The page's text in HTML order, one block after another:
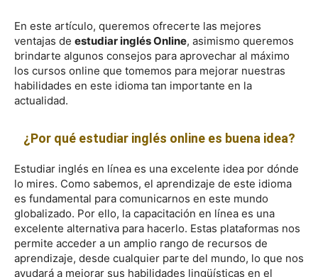
En este artículo, queremos ofrecerte las mejores
ventajas de estudiar inglés Online, asimismo queremos
brindarte algunos consejos para aprovechar al máximo
los cursos online que tomemos para mejorar nuestras
habilidades en este idioma tan importante en la
actualidad.
¿Por qué estudiar inglés online es buena idea?
Estudiar inglés en línea es una excelente idea por dónde
lo mires. Como sabemos, el aprendizaje de este idioma
es fundamental para comunicarnos en este mundo
globalizado. Por ello, la capacitación en línea es una
excelente alternativa para hacerlo. Estas plataformas nos
permite acceder a un amplio rango de recursos de
aprendizaje, desde cualquier parte del mundo, lo que nos
ayudará a mejorar sus habilidades lingüísticas en el